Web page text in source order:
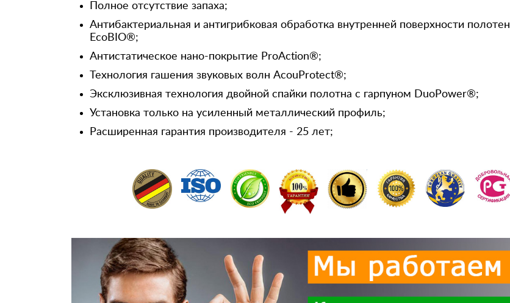
Полное отсутствие запаха;
Антибактериальная и антигрибковая обработка внутренней поверхности полотен
EcoBIO®;
Антистатическое нано-покрытие ProAction®;
Технология гашения звуковых волн AcouProtect®;
Эксклюзивная технология двойной спайки полотна с гарпуном DuoPower®;
Установка только на усиленный металлический профиль;
Расширенная гарантия производителя - 25 лет;